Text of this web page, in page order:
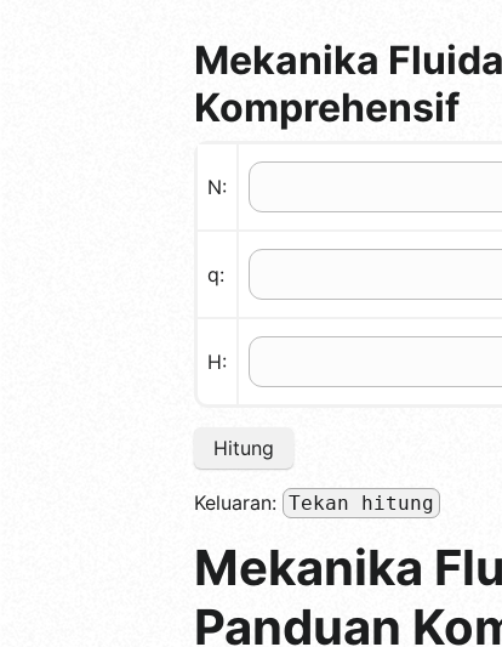
Mekanika
Komprehensif
N:
q:
H:
Hitung
Keluaran: Tekan hitung
Mekanika
Panduan